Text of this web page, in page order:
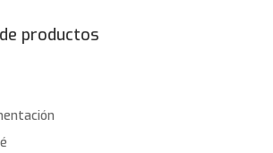
productos